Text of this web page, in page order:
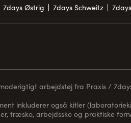
7days Østrig 7days Schweitz
arbejdstøj fra Praxis /
inkluderer også kitler
træsko, arbejdssko og praktiske